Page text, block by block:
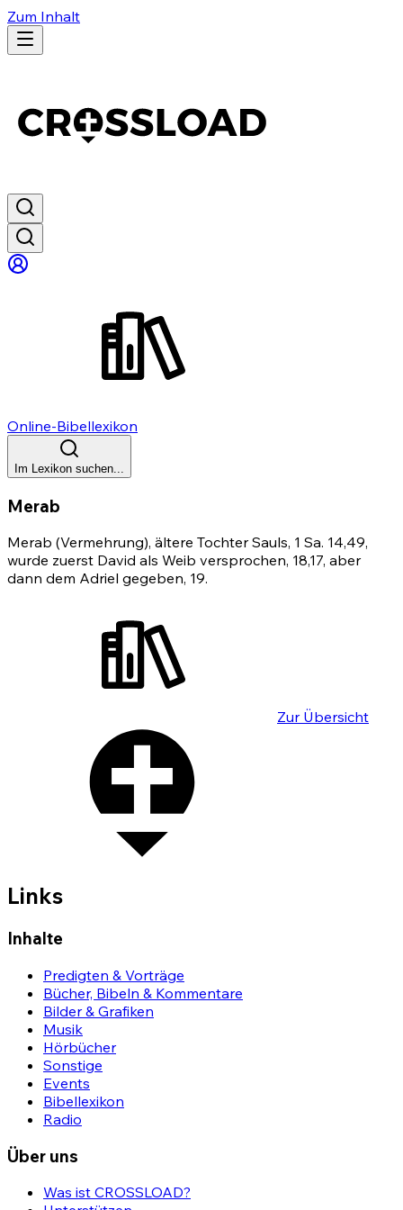
Zum Inhalt
Online-Bibellexikon
Im Lexikon suchen...
Merab
Merab (Vermehrung), ältere Tochter Sauls, 1 Sa. 14,49,
wurde zuerst David als Weib versprochen, 18,17, aber
dann dem Adriel gegeben, 19.
Zur Übersicht
Links
Inhalte
Predigten & Vorträge
Bücher, Bibeln & Kommentare
Bilder & Grafiken
Musik
Hörbücher
Sonstige
Events
Bibellexikon
Radio
Über uns
Was ist CROSSLOAD?